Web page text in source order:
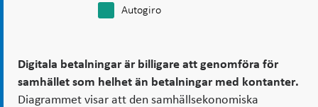
Autogiro
Digitala betalningar är billigare att genomföra för
samhället som helhet än betalningar med kontanter.
Diagrammet visar att den samhällsekonomiska